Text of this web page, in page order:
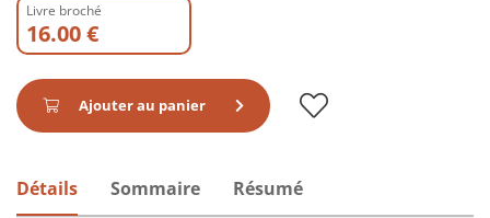
Livre broché
16.00 €
Ajouter au panier
Détails Sommaire Résumé